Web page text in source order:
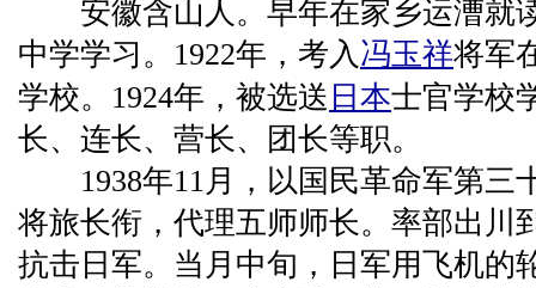
安徽含山人。早年在家乡运漕就
中学学习。1922年，考入冯玉祥将军
学校。1924年，被选送 日本士官学校
长、连长、营长、团长等职。
1938年11月，以国民革命军第三
将旅长衔，代理五师师长。率部出川
抗击日军。当月中旬，日军用飞机的